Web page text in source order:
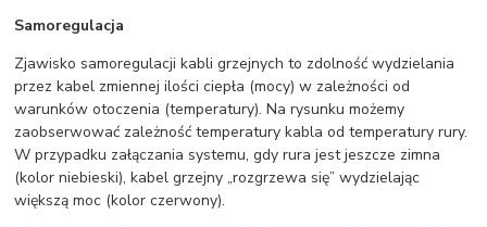
Samoregulacja
Zjawisko samoregulacji kabli grzejnych to zdolność wydzielania
przez kabel zmiennej ilości ciepła (mocy) w zależności od
warunków otoczenia (temperatury). Na rysunku możemy
zaobserwować zależność temperatury kabla od temperatury rury.
W przypadku załączania systemu, gdy rura jest jeszcze zimna
(kolor niebieski), kabel grzejny „rozgrzewa się” wydzielając
większą moc (kolor czerwony).